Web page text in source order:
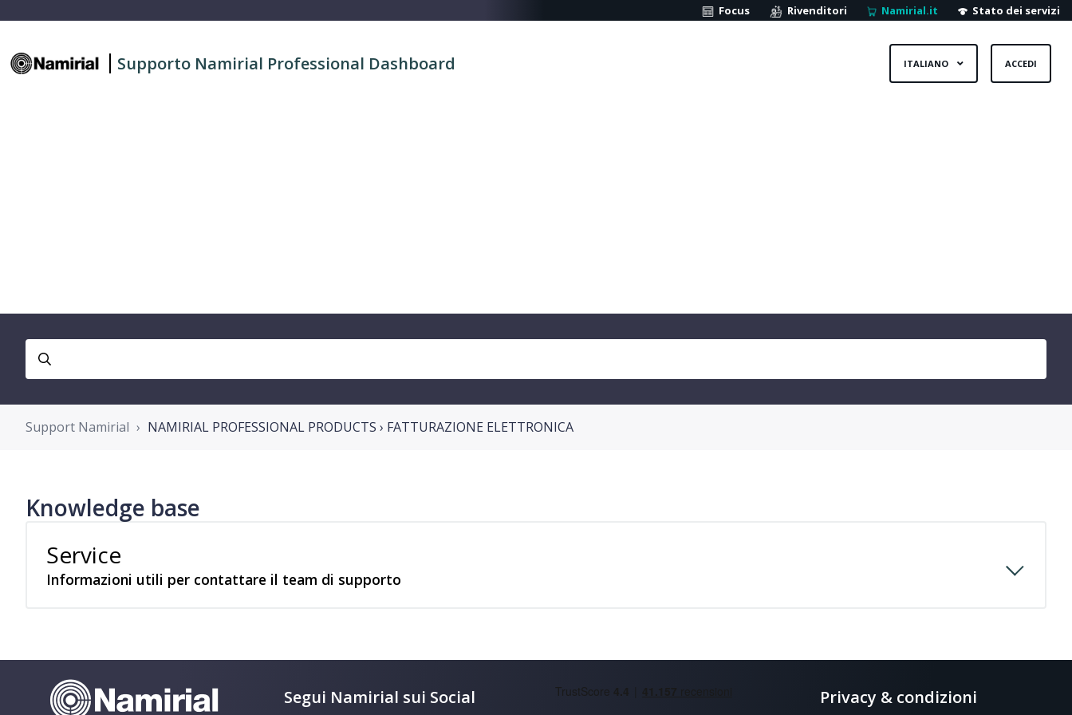
Focus Rivenditori Namirial.it Stato dei servizi
Supporto Namirial Professional Dashboard ITALIANO ACCEDI
Support Namirial NAMIRIAL PROFESSIONAL PRODUCTS › FATTURAZIONE ELETTRONICA
Knowledge base
Service
Informazioni utili per contattare il team di supporto
Segui Namirial sui Social Privacy & condizioni